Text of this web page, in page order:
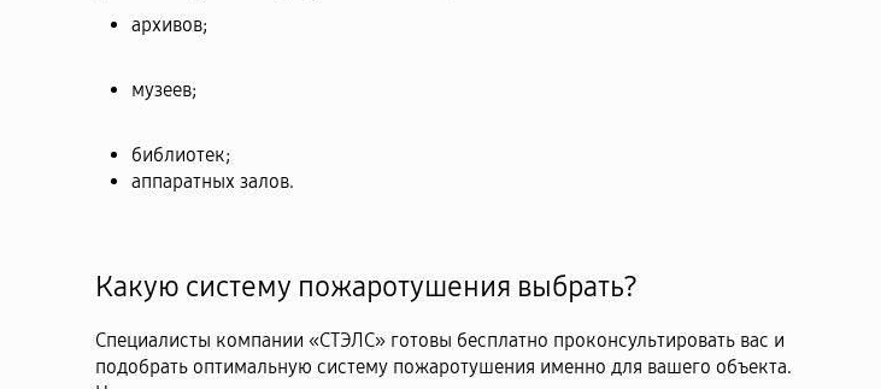
архивов;
музеев;
библиотек;
аппаратных залов.
Какую систему пожаротушения выбрать?
Специалисты компании «СТЭЛС» готовы бесплатно проконсультировать вас и
подобрать оптимальную систему пожаротушения именно для вашего объекта.